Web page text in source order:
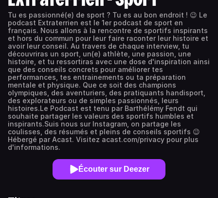
Tu es passionné(e) de sport ? Tu es au bon endroit ! 😉 Le
podcast Extraterrien est le 1er podcast de sport en
français. Nous allons à la rencontre de sportifs inspirants
et hors du commun pour leur faire raconter leur histoire et
avoir leur conseil. Au travers de chaque interview, tu
découvriras un sport, un(e) athlète, une passion, une
histoire, et tu ressortiras avec une dose d'inspiration ainsi
que des conseils concrets pour améliorer tes
performances, tes entrainements ou ta préparation
mentale et physique. Que ce soit des champions
olympiques, des aventuriers, des pratiquants handisport,
des explorateurs ou de simples passionnés, leurs
histoires.Le Podcast est tenu par Barthélémy Fendt qui
souhaite partager les valeurs des sportifs humbles et
inspirants.Suis nous sur Instagram, on partage les
coulisses, des résumés et pleins de conseils sportifs 😉
Hébergé par Acast. Visitez acast.com/privacy pour plus
d'informations.
Écouter sur Deezer